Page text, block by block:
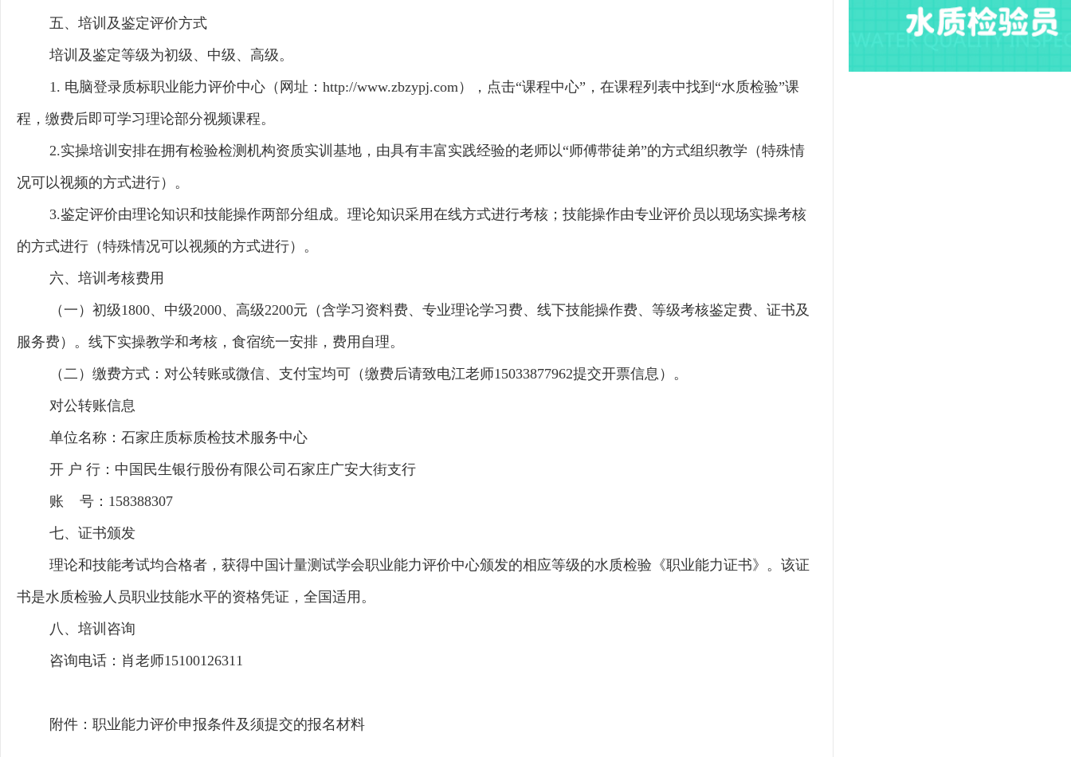
五、培训及鉴定评价方式
培训及鉴定等级为初级、中级、高级。
1. 电脑登录质标职业能力评价中心（网址：http://www.zbzypj.com），点击“课程中心”，在课程列表中找到“水质检验”课
程，缴费后即可学习理论部分视频课程。
2.实操培训安排在拥有检验检测机构资质实训基地，由具有丰富实践经验的老师以“师傅带徒弟”的方式组织教学（特殊情
况可以视频的方式进行）。
3.鉴定评价由理论知识和技能操作两部分组成。理论知识采用在线方式进行考核；技能操作由专业评价员以现场实操考核
的方式进行（特殊情况可以视频的方式进行）。
六、培训考核费用
（一）初级1800、 中级2000、 高级2200元（含学习资料费、专业理论学习费、线下技能操作费、等级考核鉴定费、证书及
服务费）。线下实操教学和考核，食宿统一安排，费用自理。
（二）缴费方式：对公转账或微信、支付宝均可（缴费后请致电江老师15033877962提交开票信息）。
对公转账信息
单位名称：石家庄质标质检技术服务中心
开 户 行：中国民生银行股份有限公司石家庄广安大街支行
账
号： 158388307
七、证书颁发
理论和技能考试均合格者，获得中国计量测试学会职业能力评价中心颁发的相应等级的水质检验《职业能力证书》。该证
书是水质检验人员职业技能水平的资格凭证，全国适用。
八、培训咨询
咨询电话： 肖老师15100126311
附件：职业能力评价申报条件及须提交的报名材料